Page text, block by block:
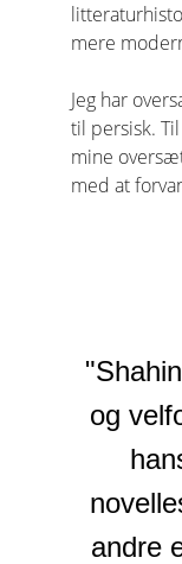
mere
Jeg har
til persisk.
mine
med at
og
andre